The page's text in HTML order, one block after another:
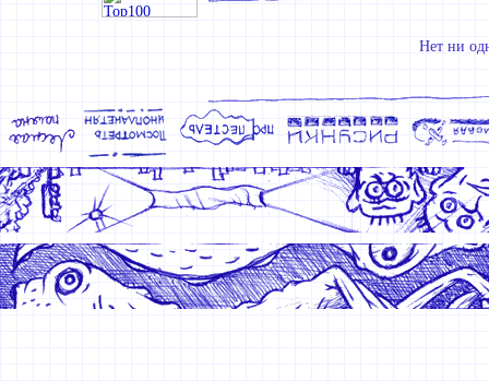
Нет ни